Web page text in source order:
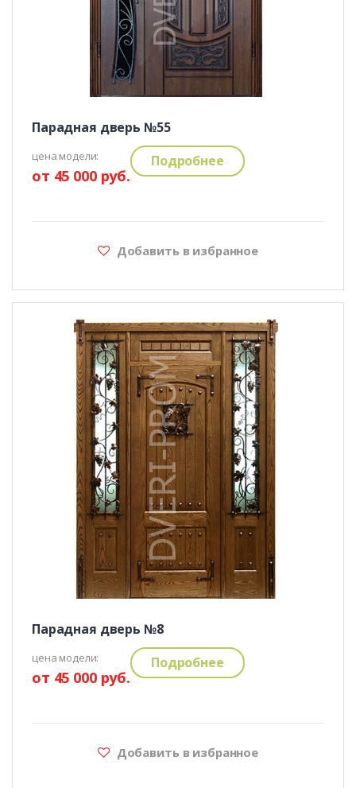
Парадная дверь №55
цена модели:
от 45 000 руб.
Подробнее
Добавить в избранное
Парадная дверь №8
цена модели:
от 45 000 руб.
Подробнее
Добавить в избранное